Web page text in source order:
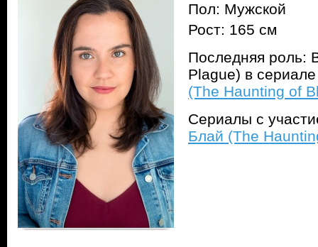
Пол: Мужской
Рост: 165 см
Последняя роль:
Plague) в
(The Haunting of
Сериалы с
Блай (The